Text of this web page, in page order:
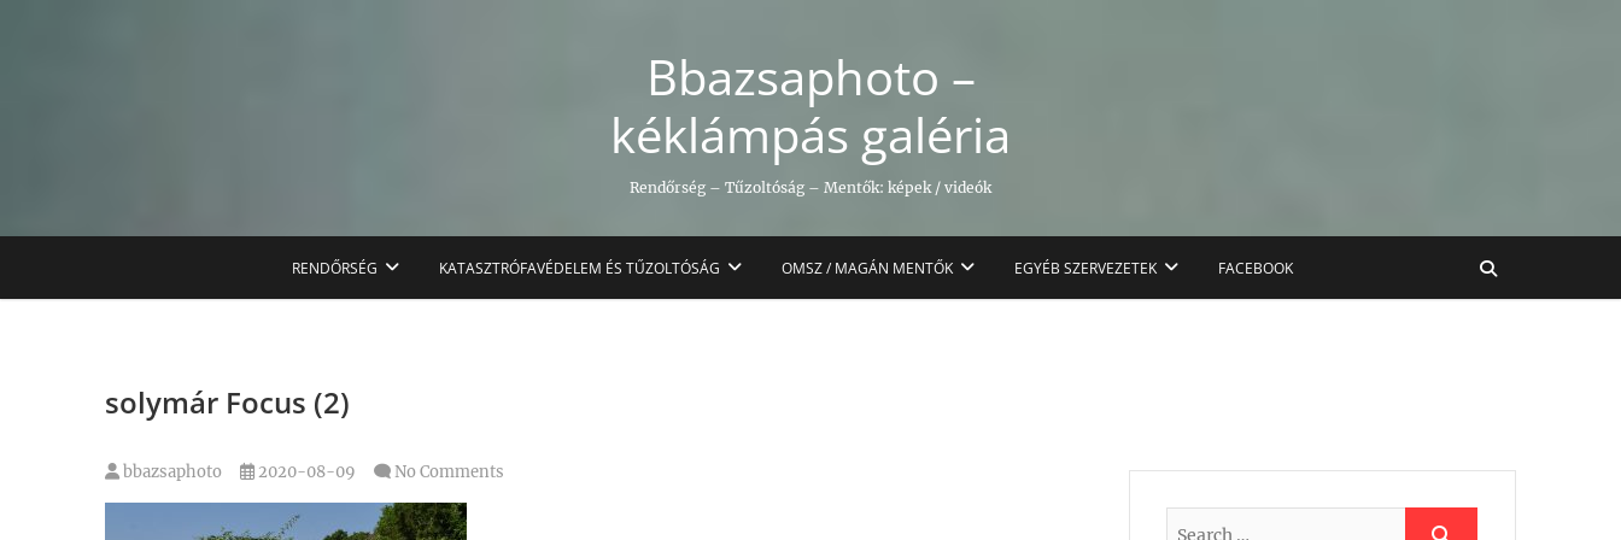
Bbazsaphoto –
kéklámpás galéria
Rendőrség – Tűzoltóság – Mentők: képek / videók
RENDŐRSÉG KATASZTRÓFAVÉDELEM ÉS TŰZOLTÓSÁG OMSZ / MAGÁN MENTŐK EGYÉB SZERVEZETEK FACEBOOK
solymár Focus (2)
bbazsaphoto 2020-08-09 No Comments